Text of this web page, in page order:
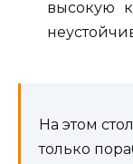
высокую
На этом
только